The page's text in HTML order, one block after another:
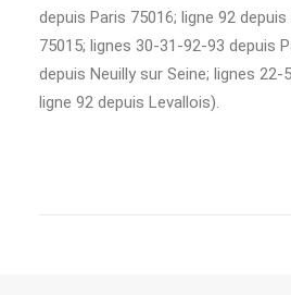
depuis Paris 75016; ligne 92
75015; lignes 30-31-92-93 depuis
depuis Neuilly sur Seine; lignes 22-
ligne 92 depuis Levallois).